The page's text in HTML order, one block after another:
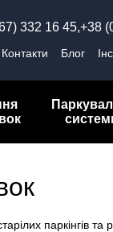
332 16 45,+38
Контакти Блог
паркінгів